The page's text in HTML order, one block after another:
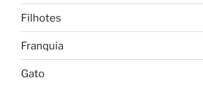
Filhotes
Franquia
Gato